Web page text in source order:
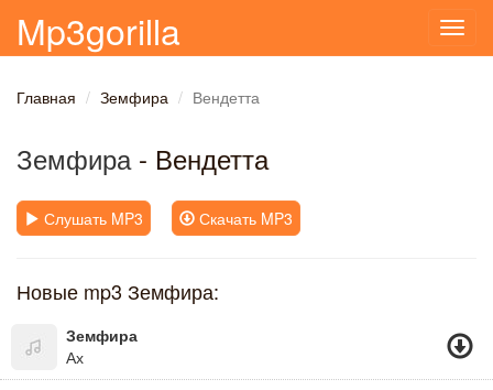
Mp3gorilla
Главная Земфира Вендетта
Земфира- Вендетта
Слушать MP3 Скачать MP3
Новые mp3 Земфира:
Земфира
Ах